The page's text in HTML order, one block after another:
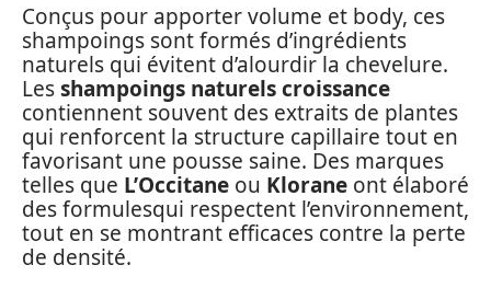
Conçus pour apporter volume et body, ces
shampoings sont formés d’ingrédients
naturels qui évitent d’alourdir la chevelure.
Lesshampoings naturels croissance
contiennent souvent des extraits de plantes
qui renforcent la structure capillaire tout en
favorisant une pousse saine. Des marques
telles que L’Occitane ou Klorane ont élaboré
des formulesqui respectent l’environnement,
tout en se montrant efficaces contre la perte
de densité.